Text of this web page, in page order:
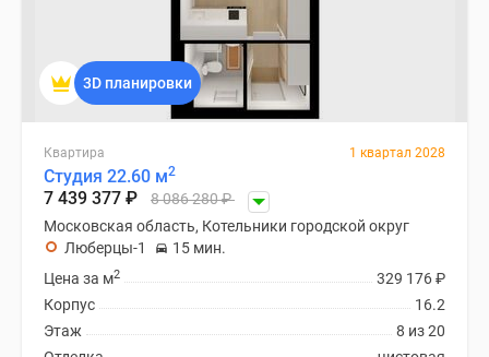
3D планировки
Квартира 1 квартал 2028
Студия 22.60 м2
7 439 377 ₽ 8 086 280₽
Московская область, Котельники городской округ
Люберцы-1
15 мин.
329 176₽
Цена за м2
16.2
Корпус
8 из 20
Этаж